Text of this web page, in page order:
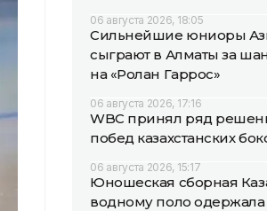
06 августа 2026, 18:05
Сильнейшие юниоры
сыграют в Алматы за
на «Ролан Гаррос»
06 августа 2026, 17:16
WBC принял ряд
побед казахстанских
06 августа 2026, 15:17
Юношеская сборная
водному поло